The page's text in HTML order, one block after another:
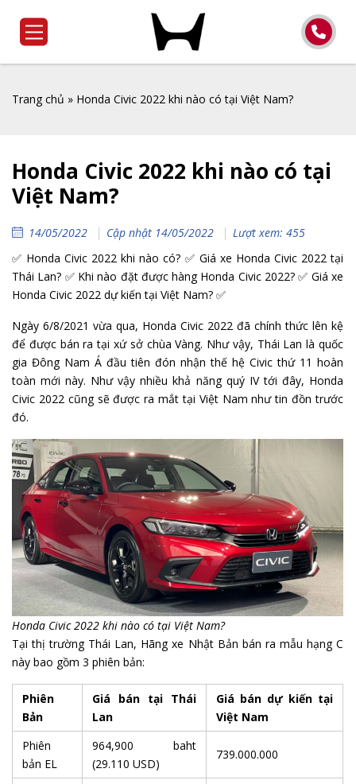
Trang chủ » Honda Civic 2022 khi nào có tại Việt Nam?
Honda Civic 2022 khi nào có tại
Việt Nam?
14/05/2022 Cập nhật 14/05/2022
Lượt xem: 455
✅ Honda Civic 2022 khi nào có? ✅ Giá xe Honda Civic 2022 tại
Thái Lan? ✅ Khi nào đặt được hàng Honda Civic 2022? ✅ Giá xe
Honda Civic 2022 dự kiến tại Việt Nam? ✅
Ngày 6/8/2021 vừa qua, Honda Civic 2022 đã chính thức lên kệ
để được bán ra tại xứ sở chùa Vàng. Như vậy, Thái Lan là quốc
gia Đông Nam Á đầu tiên đón nhận thế hệ Civic thứ 11 hoàn
toàn mới này. Như vậy nhiều khả năng quý IV tới đây, Honda
Civic 2022 cũng sẽ được ra mắt tại Việt Nam như tin đồn trước
đó.
Honda Civic 2022 khi nào có tại Việt Nam?
Tại thị trường Thái Lan, Hãng xe Nhật Bản bán ra mẫu hạng C
này bao gồm 3 phiên bản:
Phiên
Bản
Giá bán tại Thái
Lan
Giá bán dự kiến tại
Việt Nam
Phiên
bản EL
964,900 baht
(29.110 USD)
739.000.000